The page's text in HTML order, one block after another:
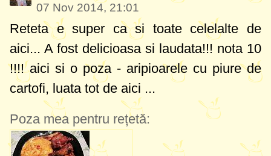
07 Nov 2014, 21:01
Reteta e super ca si toate celelalte de
aici... A fost delicioasa si laudata!!! nota 10
!!!! aici si o poza - aripioarele cu piure de
cartofi, luata tot de aici ...
Poza mea pentru rețetă: